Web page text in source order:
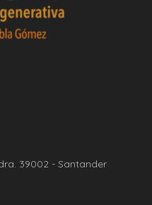
39002 - Santander